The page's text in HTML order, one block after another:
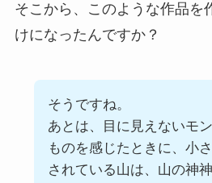
そこから、このような作品を
けになったんですか？
そうですね。
あとは、目に見えないモ
ものを感じたときに、小
されている山は、山の神